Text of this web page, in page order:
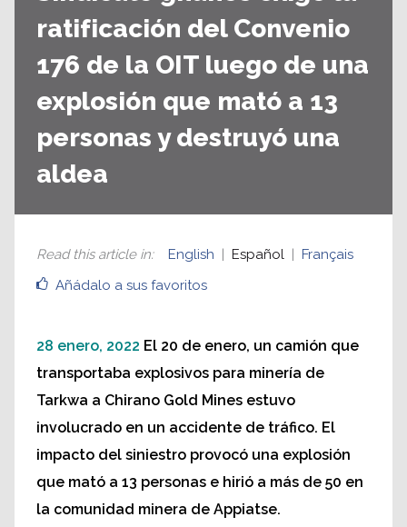
ratificación del Convenio
176 de la OIT luego de una
explosión que mató a 13
personas y destruyó una
aldea
Añádalo a sus favoritos
Read this article in: English Español Français
28 enero, 2022 El 20 de enero, un camión que
transportaba explosivos para minería de
Tarkwa a Chirano Gold Mines estuvo
involucrado en un accidente de tráfico. El
impacto del siniestro provocó una explosión
que mató a 13 personas e hirió a más de 50 en
la comunidad minera de Appiatse.